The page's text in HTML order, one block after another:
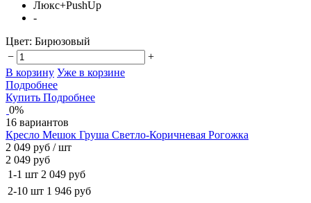
Люкс+PushUp
-
Цвет: Бирюзовый
−
+
В корзину Уже в корзине
Подробнее
Купить Подробнее
0%
16 вариантов
Кресло Мешок Груша Светло-Коричневая Рогожка
2 049 руб / шт
2 049 руб
1-1 шт 2 049 руб
2-10 шт 1 946 руб